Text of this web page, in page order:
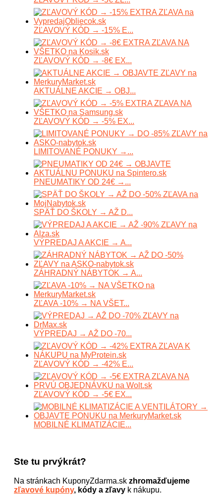
ZĽAVOVÝ KÓD → -15% E...
ZĽAVOVÝ KÓD → -8€ EX...
AKTUÁLNE AKCIE → OBJ...
ZĽAVOVÝ KÓD → -5% EX...
LIMITOVANÉ PONUKY →...
PNEUMATIKY OD 24€ →...
SPÄŤ DO ŠKOLY → AŽ D...
VÝPREDAJ A AKCIE → A...
ZÁHRADNÝ NÁBYTOK → A...
ZĽAVA -10% → NA VŠET...
VÝPREDAJ → AŽ DO -70...
ZĽAVOVÝ KÓD → -42% E...
ZĽAVOVÝ KÓD → -5€ EX...
MOBILNÉ KLIMATIZÁCIE...
Ste tu prvýkrát?
Na stránkach KuponyZdarma.sk zhromažďujeme
zľavové kupóny, kódy a zľavy k nákupu.